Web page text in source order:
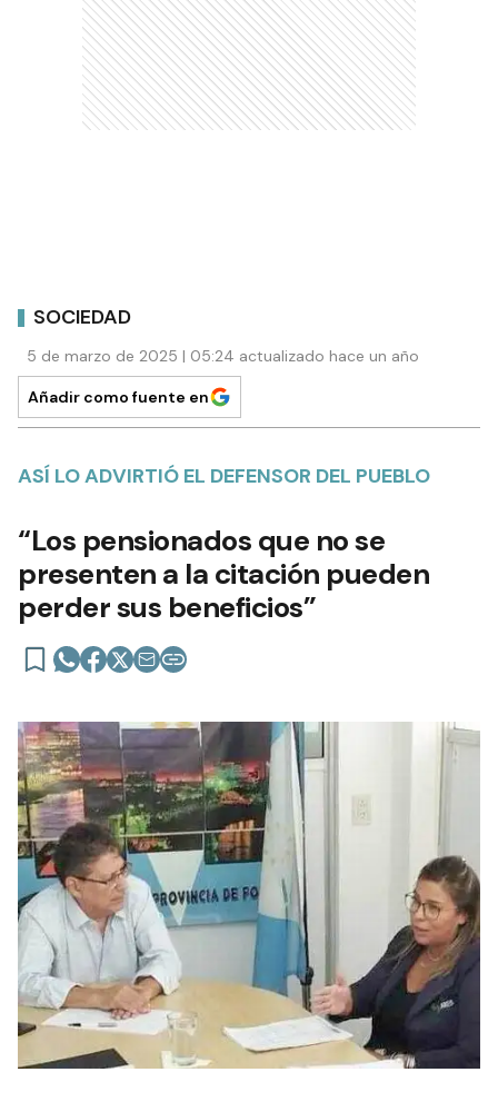
SOCIEDAD
5 de marzo de 2025 | 05:24 actualizado hace un año
Añadir como fuente en
ASÍ LO ADVIRTIÓ EL DEFENSOR DEL PUEBLO
“Los pensionados que no se
presenten a la citación pueden
perder sus beneficios”